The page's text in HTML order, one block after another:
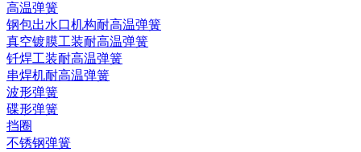
高温弹簧
钢包出水口机构耐高温弹簧
真空镀膜工装耐高温弹簧
钎焊工装耐高温弹簧
串焊机耐高温弹簧
波形弹簧
碟形弹簧
挡圈
不锈钢弹簧